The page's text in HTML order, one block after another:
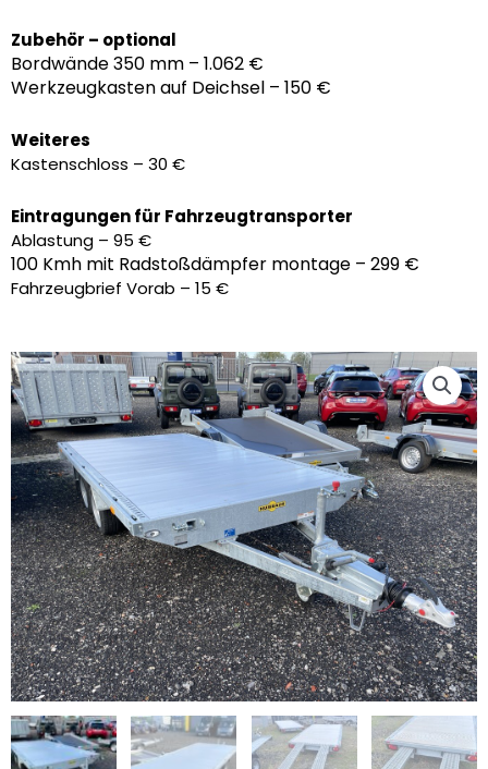
Zubehör – optional
Bordwände 350 mm – 1.062 €
Werkzeugkasten auf Deichsel – 150 €
Weiteres
Kastenschloss – 30 €
Eintragungen für Fahrzeugtransporter
Ablastung – 95 €
100 Kmh mit Radstoßdämpfer montage – 299 €
Fahrzeugbrief Vorab – 15 €